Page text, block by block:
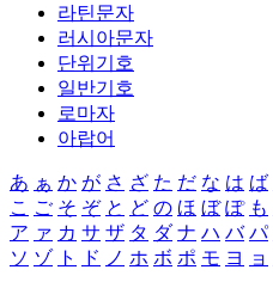
라틴문자
러시아문자
단위기호
일반기호
로마자
아랍어
あ ぁ か が さ ざ た だ な は ば
こ ご そ ぞ と ど の ほ ぼ ぽ も
ア ァ カ サ ザ タ ダ ナ ハ バ パ
ソ ゾ ト ド ノ ホ ボ ポ モ ヨ ョ